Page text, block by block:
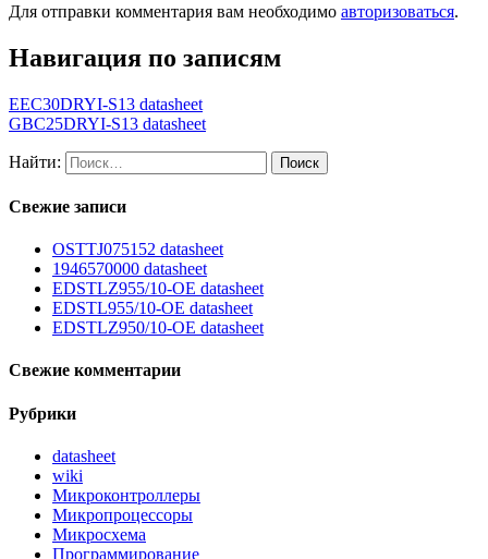
Для отправки комментария вам необходимо авторизоваться.
Навигация по записям
EEC30DRYI-S13 datasheet
GBC25DRYI-S13 datasheet
Найти:
Свежие записи
OSTTJ075152 datasheet
1946570000 datasheet
EDSTLZ955/10-OE datasheet
EDSTL955/10-OE datasheet
EDSTLZ950/10-OE datasheet
Свежие комментарии
Рубрики
datasheet
wiki
Микроконтроллеры
Микропроцессоры
Микросхема
Программирование